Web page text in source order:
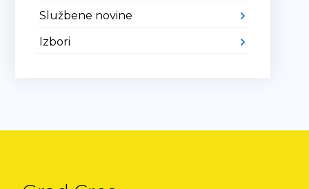
Službene novine
Izbori